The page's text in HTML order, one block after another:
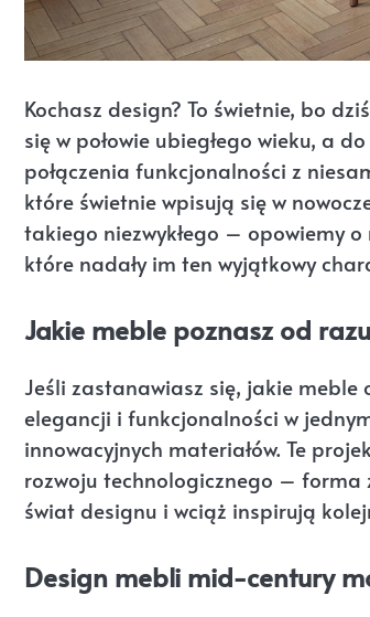
Kochasz design? To świetnie, bo
się w połowie ubiegłego wieku, a
połączenia funkcjonalności z
które świetnie wpisują się w
takiego niezwykłego – opowiemy
które nadały im ten wyjątkowy
Jakie meble poznasz od
Jeśli zastanawiasz się, jakie meble
elegancji i funkcjonalności w
innowacyjnych materiałów. Te
rozwoju technologicznego – forma
świat designu i wciąż inspirują
Design mebli mid-century